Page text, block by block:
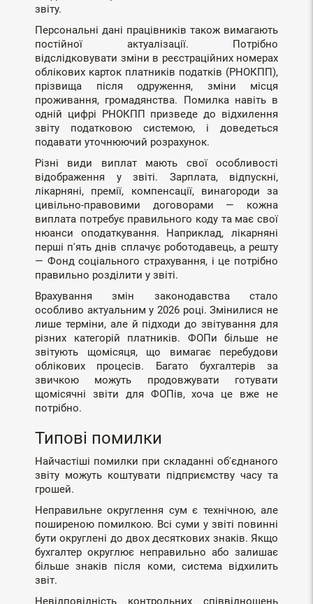
звіту.
Персональні дані працівників також вимагають
постійної актуалізації. Потрібно
відслідковувати зміни в реєстраційних номерах
облікових карток платників податків (РНОКПП),
прізвища після одруження, зміни місця
проживання, громадянства. Помилка навіть в
одній цифрі РНОКПП призведе до відхилення
звіту податковою системою, і доведеться
подавати уточнюючий розрахунок.
Різні види виплат мають свої особливості
відображення у звіті. Зарплата, відпускні,
лікарняні, премії, компенсації, винагороди за
цивільно-правовими договорами — кожна
виплата потребує правильного коду та має свої
нюанси оподаткування. Наприклад, лікарняні
перші п'ять днів сплачує роботодавець, а решту
— Фонд соціального страхування, і це потрібно
правильно розділити у звіті.
Врахування змін законодавства стало
особливо актуальним у 2026 році. Змінилися не
лише терміни, але й підходи до звітування для
різних категорій платників. ФОПи більше не
звітують щомісяця, що вимагає перебудови
облікових процесів. Багато бухгалтерів за
звичкою можуть продовжувати готувати
щомісячні звіти для ФОПів, хоча це вже не
потрібно.
Типові помилки
Найчастіші помилки при складанні об'єднаного
звіту можуть коштувати підприємству часу та
грошей.
Неправильне округлення сум є технічною, але
поширеною помилкою. Всі суми у звіті повинні
бути округлені до двох десяткових знаків. Якщо
бухгалтер округлює неправильно або залишає
більше знаків після коми, система відхилить
звіт.
Невідповідність контрольних співвідношень